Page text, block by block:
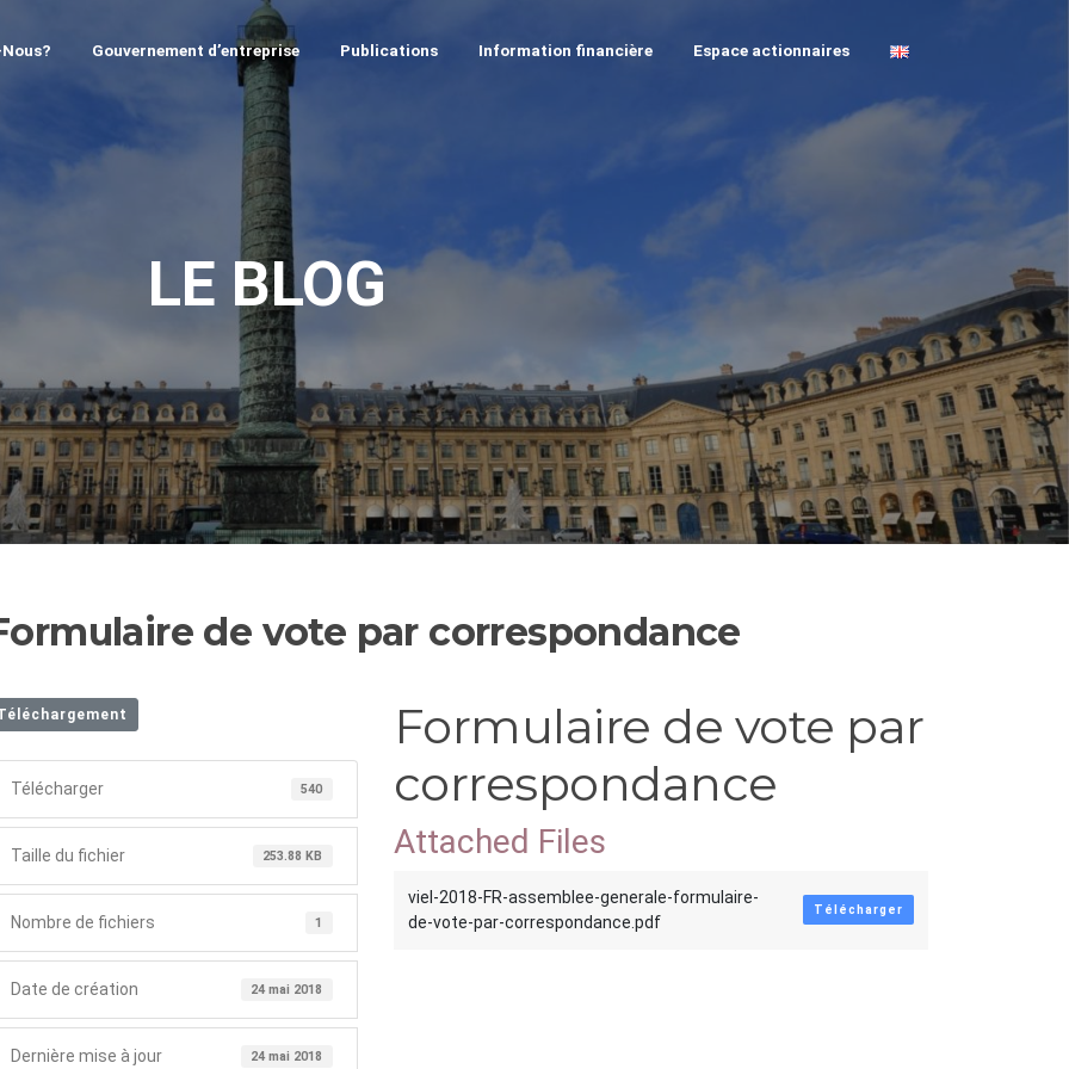
Gouvernement d’entreprise Publications Information financière Espace actionnaires
LE BLOG
de vote par correspondance
Télécharger 540
Taille du fichier 253.88 KB
Nombre de fichiers 1
Date de création 24 mai 2018
Dernière mise à jour 24 mai 2018
Formulaire de vote par
correspondance
Attached Files
viel-2018-FR-assemblee-generale-formulaire-
de-vote-par-correspondance.pdf
Télécharger